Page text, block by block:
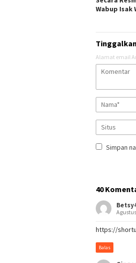
Wabup Isak
Alamat email
Simpan
40
https://
Balas